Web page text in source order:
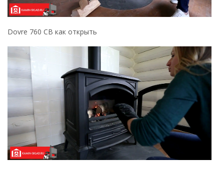
Dovre 760 CB как открыть